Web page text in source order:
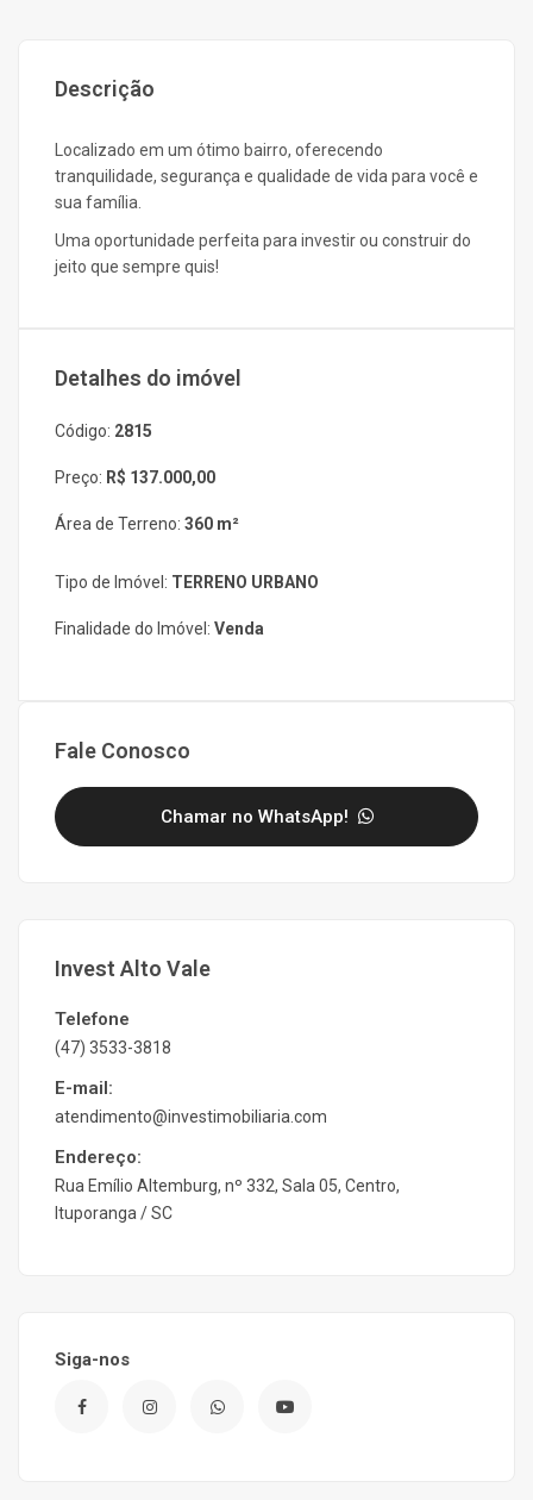
Descrição
Localizado em um ótimo bairro, oferecendo
tranquilidade, segurança e qualidade de vida para você e
sua família.
Uma oportunidade perfeita para investir ou construir do
jeito que sempre quis!
Detalhes do imóvel
Código: 2815
Preço: R$ 137.000,00
Área de Terreno: 360 m²
Tipo de Imóvel: TERRENO URBANO
Finalidade do Imóvel: Venda
Fale Conosco
Chamar no WhatsApp!
Invest Alto Vale
Telefone
(47) 3533-3818
E-mail:
atendimento@investimobiliaria.com
Endereço:
Rua Emílio Altemburg, nº 332, Sala 05, Centro,
Ituporanga / SC
Siga-nos